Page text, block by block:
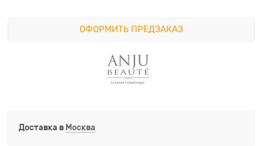
ОФОРМИТЬ ПРЕДЗАКАЗ
Доставка в Москва